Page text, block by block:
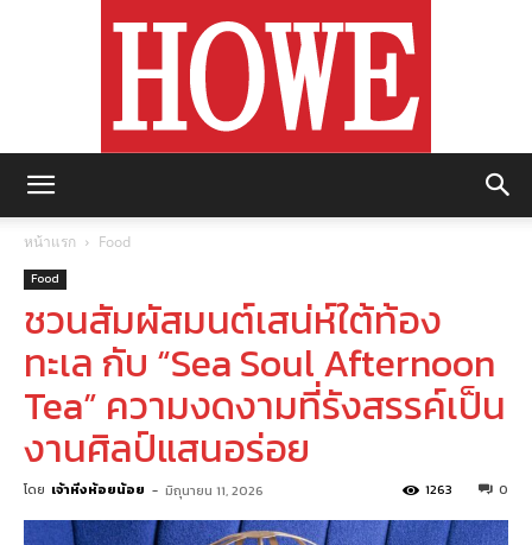
หน้าแรก Food
Food
ชวนสัมผัสมนต์เสน่ห์ใต้ท้อง
ทะเล กับ “Sea Soul Afternoon
Tea” ความงดงามที่รังสรรค์เป็น
งานศิลป์แสนอร่อย
โดย เจ้าหิ่งห้อยน้อย - มิถุนายน 11, 2026 0
1263